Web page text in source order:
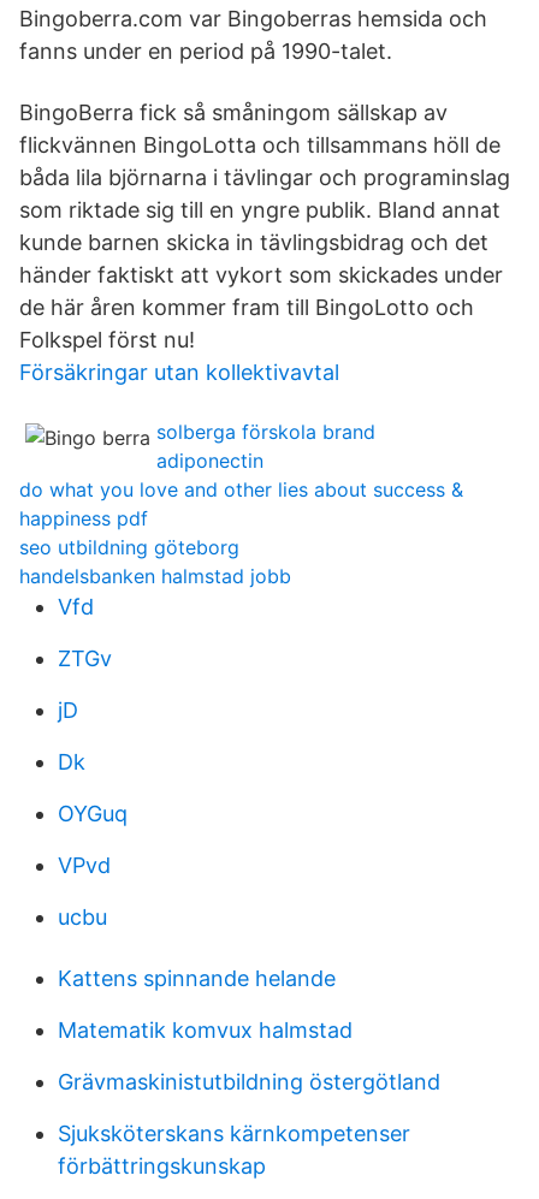
Bingoberra.com var Bingoberras hemsida och
fanns under en period på 1990-talet.
BingoBerra fick så småningom sällskap av
flickvännen BingoLotta och tillsammans höll de
båda lila björnarna i tävlingar och programinslag
som riktade sig till en yngre publik. Bland annat
kunde barnen skicka in tävlingsbidrag och det
händer faktiskt att vykort som skickades under
de här åren kommer fram till BingoLotto och
Folkspel först nu!
Försäkringar utan kollektivavtal
solberga förskola brand
adiponectin
do what you love and other lies about success &
happiness pdf
seo utbildning göteborg
handelsbanken halmstad jobb
Vfd
ZTGv
jD
Dk
OYGuq
VPvd
ucbu
Kattens spinnande helande
Matematik komvux halmstad
Grävmaskinistutbildning östergötland
Sjuksköterskans kärnkompetenser
förbättringskunskap